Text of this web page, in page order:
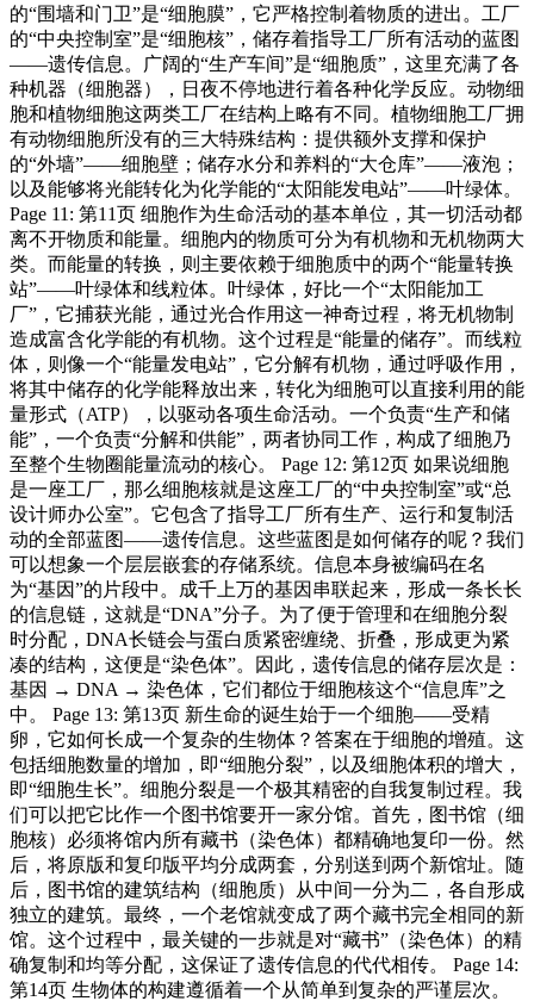
的“围墙和门卫”是“细胞膜”，它严格控制着物质的进出。工厂
的“中央控制室”是“细胞核”，储存着指导工厂所有活动的蓝图
——遗传信息。广阔的“生产车间”是“细胞质”，这里充满了各
种机器（细胞器），日夜不停地进行着各种化学反应。动物细
胞和植物细胞这两类工厂在结构上略有不同。植物细胞工厂拥
有动物细胞所没有的三大特殊结构：提供额外支撑和保护
的“外墙”——细胞壁；储存水分和养料的“大仓库”——液泡；
以及能够将光能转化为化学能的“太阳能发电站”——叶绿体。
Page 11: 第11页 细胞作为生命活动的基本单位，其一切活动都
离不开物质和能量。细胞内的物质可分为有机物和无机物两大
类。而能量的转换，则主要依赖于细胞质中的两个“能量转换
站”——叶绿体和线粒体。叶绿体，好比一个“太阳能加工
厂”，它捕获光能，通过光合作用这一神奇过程，将无机物制
造成富含化学能的有机物。这个过程是“能量的储存”。而线粒
体，则像一个“能量发电站”，它分解有机物，通过呼吸作用，
将其中储存的化学能释放出来，转化为细胞可以直接利用的能
量形式（ATP），以驱动各项生命活动。一个负责“生产和储
能”，一个负责“分解和供能”，两者协同工作，构成了细胞乃
至整个生物圈能量流动的核心。 Page 12: 第12页 如果说细胞
是一座工厂，那么细胞核就是这座工厂的“中央控制室”或“总
设计师办公室”。它包含了指导工厂所有生产、运行和复制活
动的全部蓝图——遗传信息。这些蓝图是如何储存的呢？我们
可以想象一个层层嵌套的存储系统。信息本身被编码在名
为“基因”的片段中。成千上万的基因串联起来，形成一条长长
的信息链，这就是“DNA”分子。为了便于管理和在细胞分裂
时分配，DNA长链会与蛋白质紧密缠绕、折叠，形成更为紧
凑的结构，这便是“染色体”。因此，遗传信息的储存层次是：
基因 → DNA → 染色体，它们都位于细胞核这个“信息库”之
中。 Page 13: 第13页 新生命的诞生始于一个细胞——受精
卵，它如何长成一个复杂的生物体？答案在于细胞的增殖。这
包括细胞数量的增加，即“细胞分裂”，以及细胞体积的增大，
即“细胞生长”。细胞分裂是一个极其精密的自我复制过程。我
们可以把它比作一个图书馆要开一家分馆。首先，图书馆（细
胞核）必须将馆内所有藏书（染色体）都精确地复印一份。然
后，将原版和复印版平均分成两套，分别送到两个新馆址。随
后，图书馆的建筑结构（细胞质）从中间一分为二，各自形成
独立的建筑。最终，一个老馆就变成了两个藏书完全相同的新
馆。这个过程中，最关键的一步就是对“藏书”（染色体）的精
确复制和均等分配，这保证了遗传信息的代代相传。 Page 14:
第14页 生物体的构建遵循着一个从简单到复杂的严谨层次。